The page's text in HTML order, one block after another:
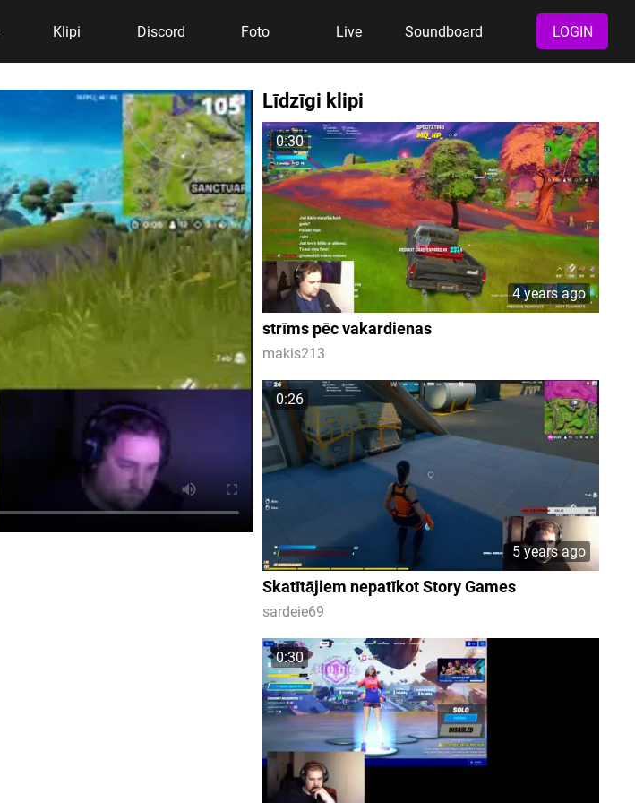
Klipi Discord Foto Live Soundboard LOGIN
Līdzīgi klipi
0:30
4 years ago
strīms pēc vakardienas
makis213
0:26
5 years ago
Skatītājiem nepatīkot Story Games
sardeie69
0:30